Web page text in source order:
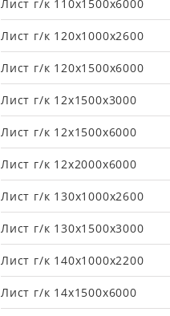
Лист г/к 110х1500х6000
Лист г/к 120х1000х2600
Лист г/к 120х1500х6000
Лист г/к 12х1500х3000
Лист г/к 12х1500х6000
Лист г/к 12х2000х6000
Лист г/к 130х1000х2600
Лист г/к 130х1500х3000
Лист г/к 140х1000х2200
Лист г/к 14х1500х6000